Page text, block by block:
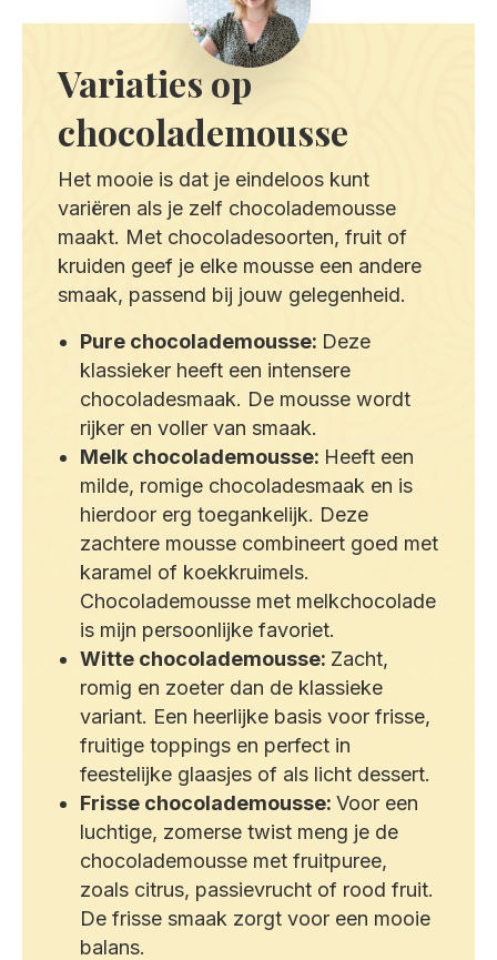
Variaties op
chocolademousse
Het mooie is dat je eindeloos kunt
variëren als je zelf chocolademousse
maakt. Met chocoladesoorten, fruit of
kruiden geef je elke mousse een andere
smaak, passend bij jouw gelegenheid.
Pure chocolademousse: Deze
klassieker heeft een intensere
chocoladesmaak. De mousse wordt
rijker en voller van smaak.
Melk chocolademousse: Heeft een
milde, romige chocoladesmaak en is
hierdoor erg toegankelijk. Deze
zachtere mousse combineert goed met
karamel of koekkruimels.
Chocolademousse met melkchocolade
is mijn persoonlijke favoriet.
Witte chocolademousse: Zacht,
romig en zoeter dan de klassieke
variant. Een heerlijke basis voor frisse,
fruitige toppings en perfect in
feestelijke glaasjes of als licht dessert.
Frisse chocolademousse: Voor een
luchtige, zomerse twist meng je de
chocolademousse met fruitpuree,
zoals citrus, passievrucht of rood fruit.
De frisse smaak zorgt voor een mooie
balans.